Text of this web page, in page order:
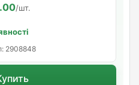
/шт.
2908848